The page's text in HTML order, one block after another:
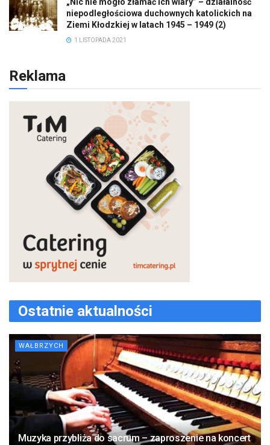
niepodległościowa duchownych katolickich na
Ziemi Kłodzkiej w latach 1945 – 1949 (2)
1 LISTOPADA 2021
Reklama
Ostatnie aktualności
WAŁBRZYCH
Muzyka przybliża do sacrum – zaproszenie na koncert